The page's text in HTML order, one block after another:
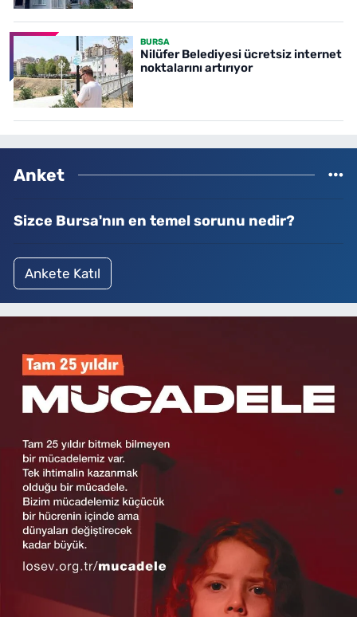
BURSA
Nilüfer Belediyesi ücretsiz internet
noktalarını artırıyor
Anket
Sizce Bursa'nın en temel sorunu nedir?
Ankete Katıl